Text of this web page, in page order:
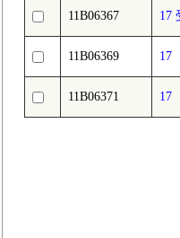
11B06367 17
11B06369 17
11B06371 17